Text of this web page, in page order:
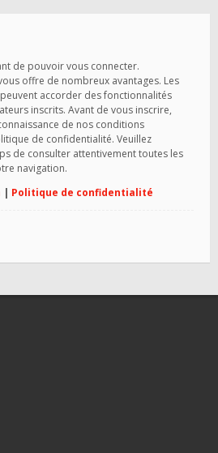
de pouvoir vous connecter.
offre de nombreux avantages. Les
accorder des fonctionnalités
inscrits. Avant de vous inscrire,
de nos conditions
de confidentialité. Veuillez
de consulter attentivement toutes les
navigation.
| Politique de confidentialité